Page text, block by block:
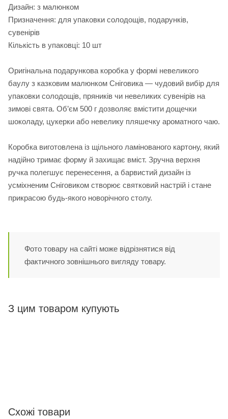
Дизайн: з малюнком
Призначення: для упаковки солодощів, подарунків,
сувенірів
Кількість в упаковці: 10 шт
Оригінальна подарункова коробка у формі невеликого
баулу з казковим малюнком Сніговика — чудовий вибір для
упаковки солодощів, пряників чи невеликих сувенірів на
зимові свята. Об’єм 500 г дозволяє вмістити дощечки
шоколаду, цукерки або невелику пляшечку ароматного чаю.
Коробка виготовлена із щільного ламінованого картону, який
надійно тримає форму й захищає вміст. Зручна верхня
ручка полегшує перенесення, а барвистий дизайн із
усміхненим Сніговиком створює святковий настрій і стане
прикрасою будь-якого новорічного столу.
Фото товару на сайті може відрізнятися від
фактичного зовнішнього вигляду товару.
З цим товаром купують
Схожі товари